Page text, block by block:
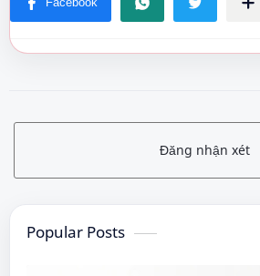
Đăng nhận xét
Popular Posts